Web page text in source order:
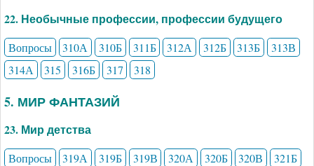
22. Необычные профессии, профессии будущего
Вопросы 310А 310Б 311Б 312А 312Б 313Б
313В
314А
315 316Б 317 318
5. МИР ФАНТАЗИЙ
23. Мир детства
Вопросы 319А 319Б 319В 320А 320Б 320В
321Б